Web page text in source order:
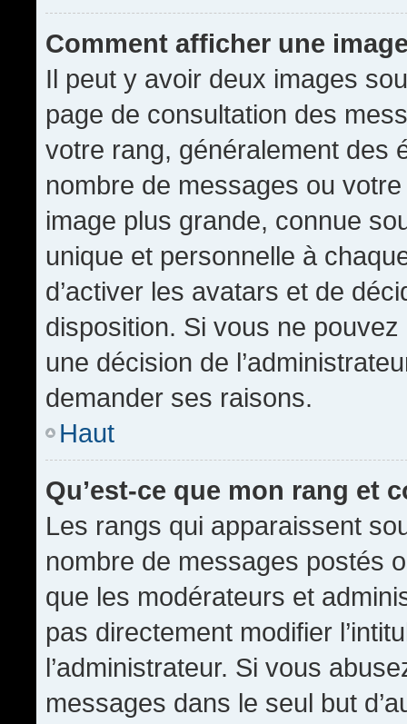
Comment afficher une
Il peut y avoir deux images
page de consultation des
votre rang, généralement des
nombre de messages ou
image plus grande, connue
unique et personnelle à
d’activer les avatars et de
disposition. Si vous ne pouvez
une décision de
demander ses raisons.
Haut
Qu’est-ce que mon rang et
Les rangs qui apparaissent
nombre de messages postés
que les modérateurs et
pas directement modifier
l’administrateur. Si vous
messages dans le seul but